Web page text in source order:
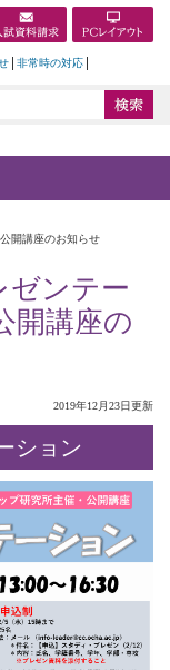
非常時の対応
開講座のお知らせ
ゼンテー
開講座の
2019年12月23日更新
ション